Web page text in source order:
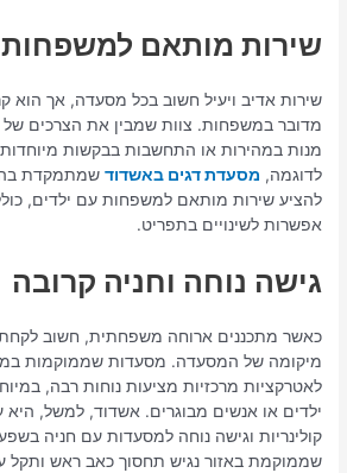
שירות מותאם למשפחות
שירות אדיב ויעיל חשוב בכל מסעדה, אך הוא
מדובר במשפחות. צוות שמבין את הצרכים
מנות במהירות או התחשבות בבקשות מיוחדות
לדוגמה, מסעדת דגים באשדוד שמתמקדת
להציע שירות מותאם למשפחות עם ילדים,
אפשרות לשינויים בתפריט.
גישה נוחה וחניה קרובה
כאשר מתכננים ארוחה משפחתית, חשוב
מיקומה של המסעדה. מסעדות שממוקמות
לאטרקציות מרכזיות מציעות נוחות רבה,
ילדים או אנשים מבוגרים. אשדוד, למשל, היא
קולינריות וגישה נוחה למסעדות עם חניה
שממוקמת באזור נגיש תחסוך כאב ראש ותקל